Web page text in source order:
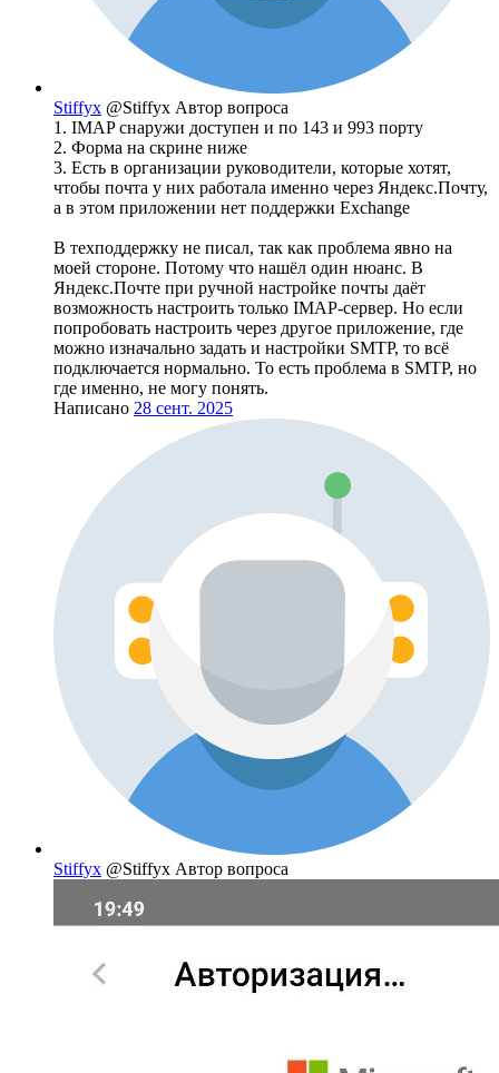
Stiffyx @Stiffyx Автор вопроса
1. IMAP снаружи доступен и по 143 и 993 порту
2. Форма на скрине ниже
3. Есть в организации руководители, которые хотят,
чтобы почта у них работала именно через Яндекс.Почту,
а в этом приложении нет поддержки Exchange
В техподдержку не писал, так как проблема явно на
моей стороне. Потому что нашёл один нюанс. В
Яндекс.Почте при ручной настройке почты даёт
возможность настроить только IMAP-сервер. Но если
попробовать настроить через другое приложение, где
можно изначально задать и настройки SMTP, то всё
подключается нормально. То есть проблема в SMTP, но
где именно, не могу понять.
Написано 28 сент. 2025
Stiffyx @Stiffyx Автор вопроса